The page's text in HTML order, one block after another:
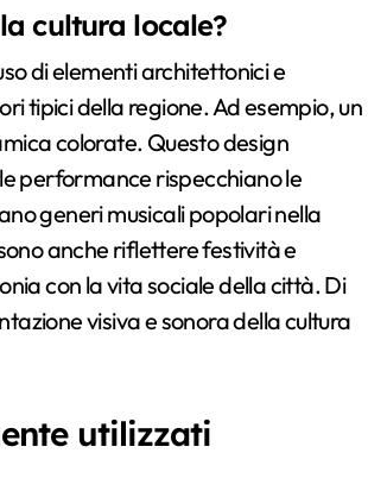
cultura locale?
di elementi architettonici e
tipici della regione. Ad esempio, un
colorate. Questo design
performance rispecchiano le
generi musicali popolari nella
anche riflettere festività e
con la vita sociale della città. Di
visiva e sonora della cultura
utilizzati